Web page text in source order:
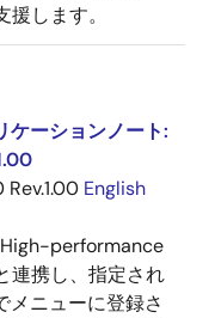
します。
ケーションノート:
English
performance
連携し、指定され
メニューに登録さ